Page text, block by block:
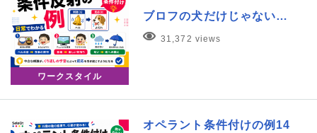
ワークスタイル
ブロフの犬だけじゃない…
31,372 views
オペラント条件付けの例14